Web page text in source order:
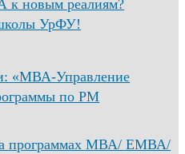
к новым реалиям?
УрФУ!
«МВА-Управление
по PM
программах МВА/ ЕМВА/